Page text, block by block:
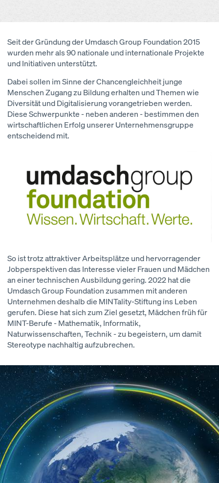
Seit der Gründung der Umdasch Group Foundation 2015
wurden mehr als 90 nationale und internationale Projekte
und Initiativen unterstützt.
Dabei sollen im Sinne der Chancengleichheit junge
Menschen Zugang zu Bildung erhalten und Themen wie
Diversität und Digitalisierung vorangetrieben werden.
Diese Schwerpunkte - neben anderen - bestimmen den
wirtschaftlichen Erfolg unserer Unternehmensgruppe
entscheidend mit.
So ist trotz attraktiver Arbeitsplätze und hervorragender
Jobperspektiven das Interesse vieler Frauen und Mädchen
an einer technischen Ausbildung gering. 2022 hat die
Umdasch Group Foundation zusammen mit anderen
Unternehmen deshalb die MINTality-Stiftung ins Leben
gerufen. Diese hat sich zum Ziel gesetzt, Mädchen früh für
MINT-Berufe - Mathematik, Informatik,
Naturwissenschaften, Technik - zu begeistern, um damit
Stereotype nachhaltig aufzubrechen.